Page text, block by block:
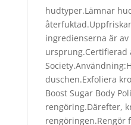
hudtyper.Lämnar
ingredienserna är
ursprung.Certifierad
duschen.Exfoliera
Boost Sugar Body
rengöring.Därefter,
rengöringen.Rengör